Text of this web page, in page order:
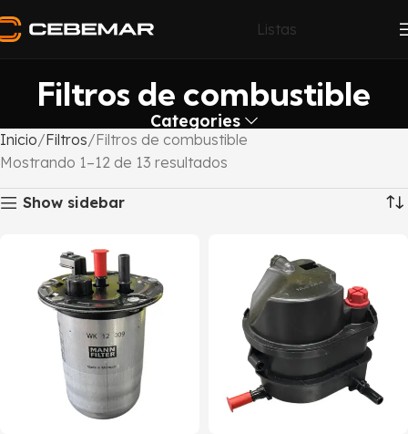
Listas
Filtros de combustible
Categories
Inicio Filtros Filtros de combustible
Mostrando 1–12 de 13 resultados
Show sidebar